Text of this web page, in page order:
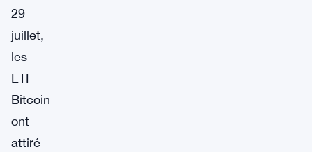
29
juillet,
les
ETF
Bitcoin
ont
attiré